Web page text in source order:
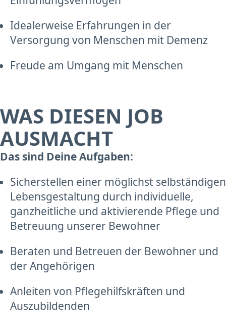
Idealerweise Erfahrungen in der
Versorgung von Menschen mit Demenz
Freude am Umgang mit Menschen
WAS DIESEN JOB
AUSMACHT
Das sind Deine Aufgaben:
Sicherstellen einer möglichst selbständigen
Lebensgestaltung durch individuelle,
ganzheitliche und aktivierende Pflege und
Betreuung unserer Bewohner
Beraten und Betreuen der Bewohner und
der Angehörigen
Anleiten von Pflegehilfskräften und
Auszubildenden